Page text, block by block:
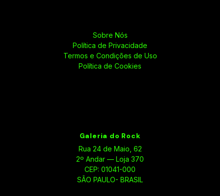
Sobre Nós
Política de Privacidade
Termos e Condições de Uso
Política de Cookies
Galeria do Rock
Rua 24 de Maio, 62
2º Andar — Loja 370
CEP: 01041-000
SÃO PAULO- BRASIL